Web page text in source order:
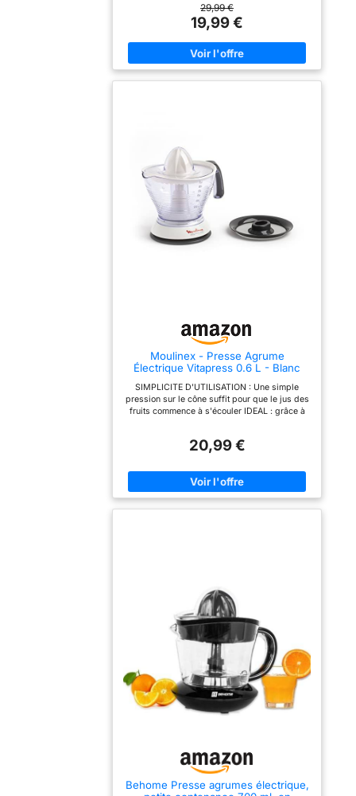
que le pressage commence JUS DELICIEUX :
la rotation du cône dans les deux sens permet
d'obtenir un jus de grande qualité avec la
même quantité d'agrumes REPARABILITE 15
ANS AU JUSTE PRIX : engagement de
réparabilité 15 ans au juste prix grâce à notre
l'utiliser à tout moment sans lavage
supplémentaire RANGEMENT FACILE : Grâce à
son cordon de rangement, le presse-agrume
Ultra Compact est très facile à ranger
29,99 €
19,99 €
Moulinex - Presse Agrume
Électrique Vitapress 0.6 L - Blanc
SIMPLICITE D'UTILISATION : Une simple
pression sur le cône suffit pour que le jus des
fruits commence à s'écouler IDEAL : grâce à
ROTATION : les 2 sens de rotation du cône
conséquente PRATIQUE : grâce à son
couvercle de protection, votre presse agrumes
est toujours propre Réparabilité 15 ans,
Garantie 2 ans
20,99 €
Behome Presse agrumes électrique,